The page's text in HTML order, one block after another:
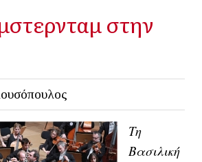
στην
Τη
Βασιλική